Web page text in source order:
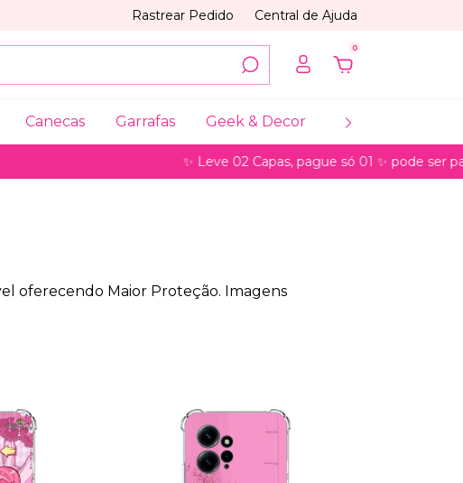
Rastrear Pedido Central de Ajuda
0
Canecas Garrafas Geek & Decor Coleções
✨ Leve 02 Capas, pague só 01 ✨ pode ser para
oferecendo Maior Proteção. Imagens